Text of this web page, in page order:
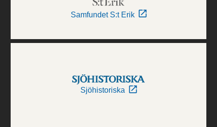
Samfundet S:t Erik
Sjöhistoriska